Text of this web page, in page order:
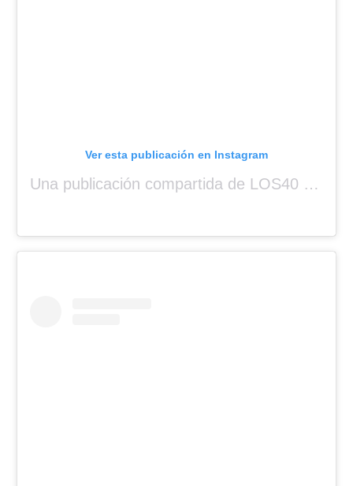
Ver esta publicación en Instagram
Una publicación compartida de LOS40 Panamá 🇵🇦 🎙️🎶 (@los40panama)